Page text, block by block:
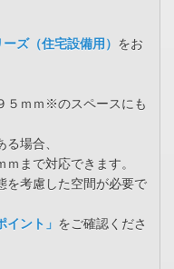
ズ（住宅設備用） をお
５ｍｍ※のスペースにも
場合、
まで対応できます。
を考慮した空間が必要で
イント」 をご確認くださ